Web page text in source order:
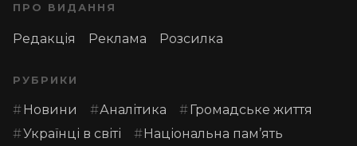
ПРО ВИДАННЯ
Редакція Реклама Розсилка
РУБРИКИ
Новини Аналітика
Громадське життя
Українці в світі
Національна пам’ять